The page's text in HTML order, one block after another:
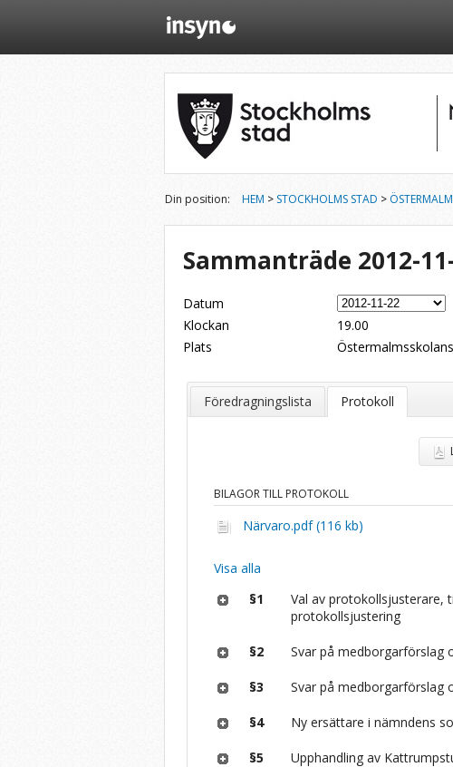
Din position: HEM > STOCKHOLMS STAD >
Sammanträde 2012-
Datum
Klockan
19.00
Plats
Föredragningslista Protokoll
BILAGOR TILL PROTOKOLL
Närvaro.pdf (116 kb)
Visa alla
§1
Val av protokollsjusterare,
protokollsjustering
§2 Svar på medborgarförslag
§3 Svar på medborgarförslag
§4 Ny ersättare i nämndens
§5 Upphandling av